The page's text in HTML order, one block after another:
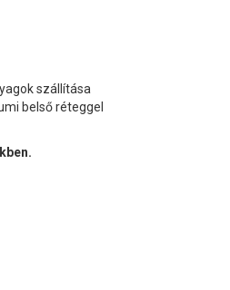
szállítása
belső réteggel